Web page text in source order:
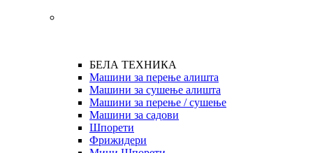
БЕЛА ТЕХНИКА
Машини за перење алишта
Машини за сушење алишта
Машини за перење / сушење
Машини за садови
Шпорети
Фрижидери